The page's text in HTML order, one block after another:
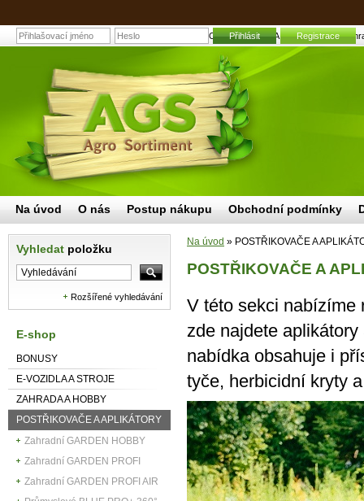
POSTŘIKOVAČE A APLIKÁTORY |
Přihlásit Registrace
Vyhledat položku
Rozšířené vyhledávání
E-shop
BONUSY
E-VOZIDLA A STROJE
ZAHRADA A HOBBY
POSTŘIKOVAČE A APLIKÁTORY
Zahradní GARDEN HOBBY
Zahradní GARDEN PROFI
Zahradní GARDEN PROFI AIR
Na úvod » POSTŘIKOVAČE A
POSTŘIKOVAČE A
V této sekci nabízíme
zde najdete
nabídka obsahuje i
tyče, herbicidní kryty
Na úvod O nás Postup nákupu Obchodní podmínky